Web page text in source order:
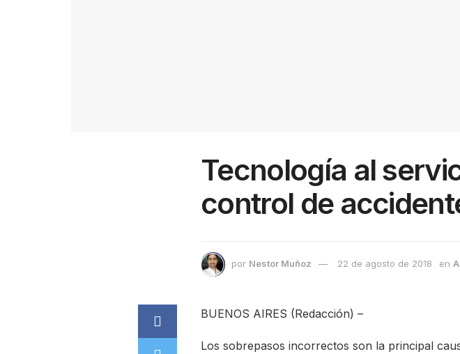
Tecnología al
control de
por Nestor Muñoz 22 de agosto de 2018 en
BUENOS AIRES (Redacción) –
Los sobrepasos incorrectos son la principal